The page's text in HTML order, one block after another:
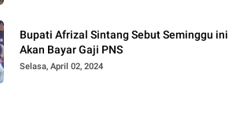
Bupati Afrizal Sintang Sebut Seminggu ini
Akan Bayar Gaji PNS
Selasa, April 02, 2024